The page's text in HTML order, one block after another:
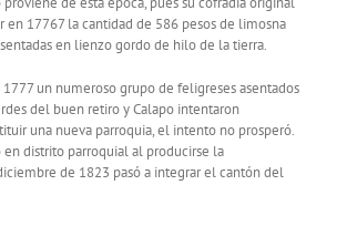
en 17767 la cantidad de 586 pesos de limosna
en lienzo gordo de hilo de la tierra.
un numeroso grupo de feligreses asentados
del buen retiro y Calapo intentaron
una nueva parroquia, el intento no prosperó.
en distrito parroquial al producirse la
de 1823 pasó a integrar el cantón del